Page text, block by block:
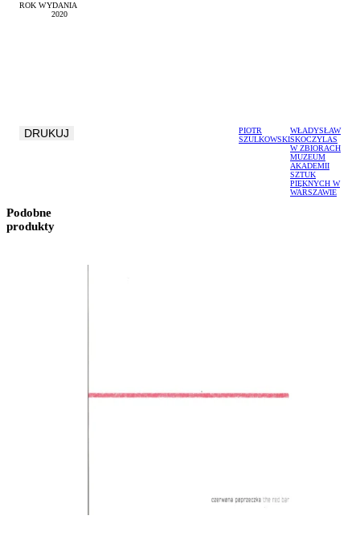
ROK WYDANIA
2020
DRUKUJ
PIOTR
SZULKOWSKI
WŁADYSŁAW
SKOCZYLAS
W ZBIORACH
MUZEUM
AKADEMII
SZTUK
PIĘKNYCH W
WARSZAWIE
Podobne
produkty